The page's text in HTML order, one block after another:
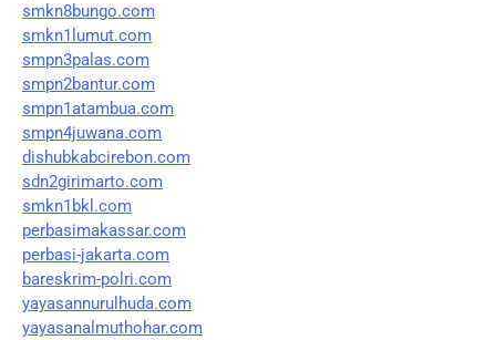
smkn8bungo.com
smkn1lumut.com
smpn3palas.com
smpn2bantur.com
smpn1atambua.com
smpn4juwana.com
dishubkabcirebon.com
sdn2girimarto.com
smkn1bkl.com
perbasimakassar.com
perbasi-jakarta.com
bareskrim-polri.com
yayasannurulhuda.com
yayasanalmuthohar.com